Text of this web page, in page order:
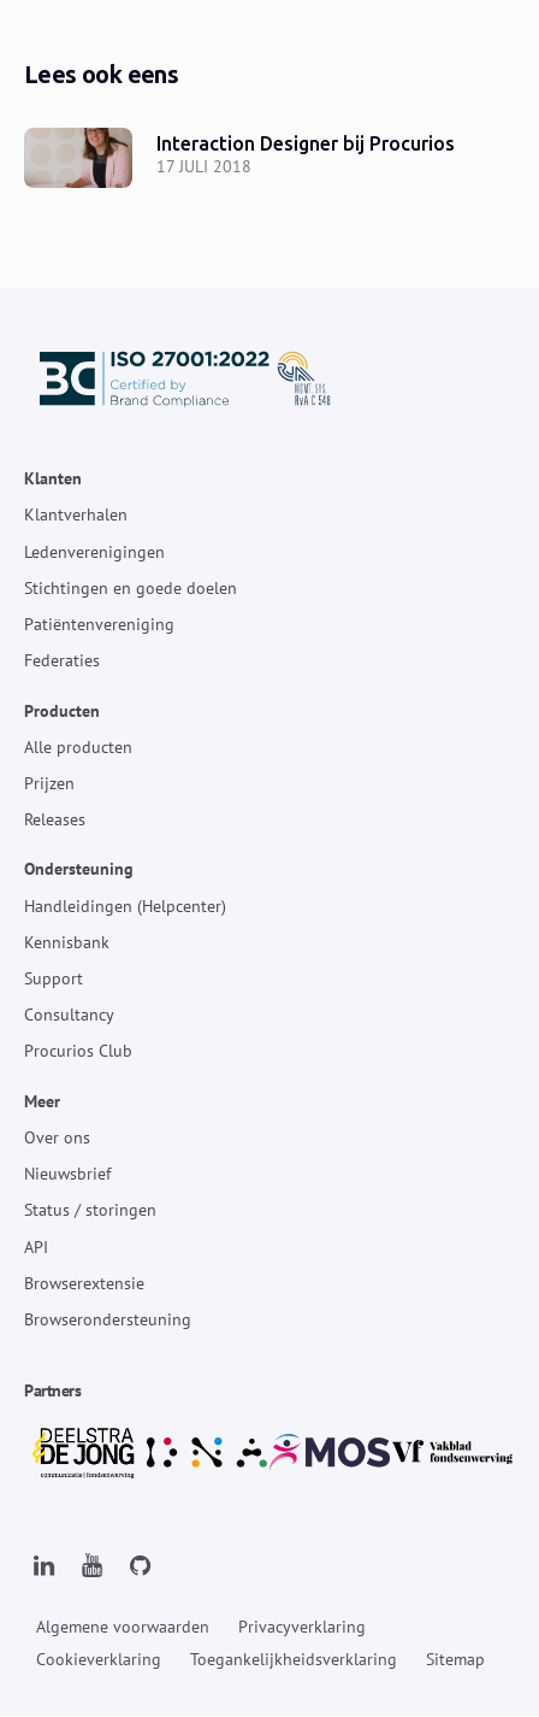
Lees ook eens
17 JULI 2018
Interaction Designer bij Procurios
Klanten
Klantverhalen
Ledenverenigingen
Stichtingen en goede doelen
Patiëntenvereniging
Federaties
Producten
Alle producten
Prijzen
Releases
Ondersteuning
Handleidingen (Helpcenter)
Kennisbank
Support
Consultancy
Procurios Club
Meer
Over ons
Nieuwsbrief
Status / storingen
API
Browserextensie
Browserondersteuning
Partners
Algemene voorwaarden
Privacyverklaring
Cookieverklaring
Toegankelijkheidsverklaring Sitemap